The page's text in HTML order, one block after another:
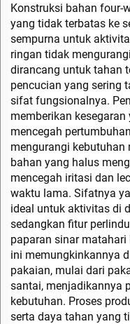
Konstruksi bahan four-
yang tidak terbatas ke
sempurna untuk
ringan tidak
dirancang untuk tahan
pencucian yang sering
sifat fungsionalnya.
memberikan
mencegah
mengurangi kebutuhan
bahan yang halus
mencegah iritasi dan
waktu lama. Sifatnya
ideal untuk aktivitas di
sedangkan fitur
paparan sinar matahari
ini memungkinkannya
pakaian, mulai dari
santai, menjadikannya
kebutuhan. Proses
serta daya tahan yang